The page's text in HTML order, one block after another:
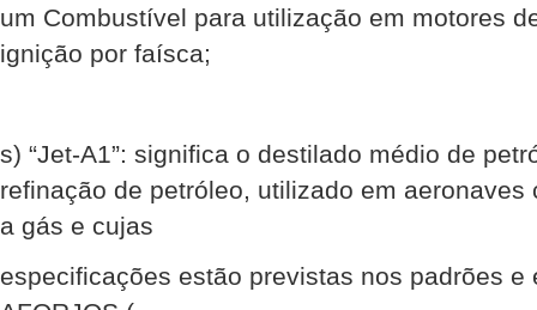
um Combustível para utilização em motores
ignição por faísca;
s) “Jet-A1”: significa o destilado médio de
refinação de petróleo, utilizado em
a gás e cujas
especificações estão previstas nos padrões e